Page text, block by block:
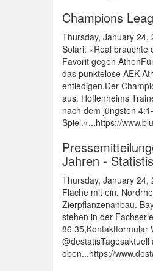
Champions
Thursday, January 24,
Solari: «Real brauchte
Favorit gegen
das punktelose AEK
entledigen.Der
aus. Hoffenheims
nach dem jüngsten
Spiel.»...https://
Jahren -
Thursday, January 24,
Fläche mit ein.
Zierpflanzenanbau.
stehen in der
86 35,Kontaktformular
oben...https://